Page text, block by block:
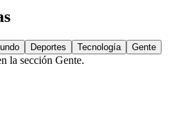
Deportes Tecnología Gente
la sección Gente.